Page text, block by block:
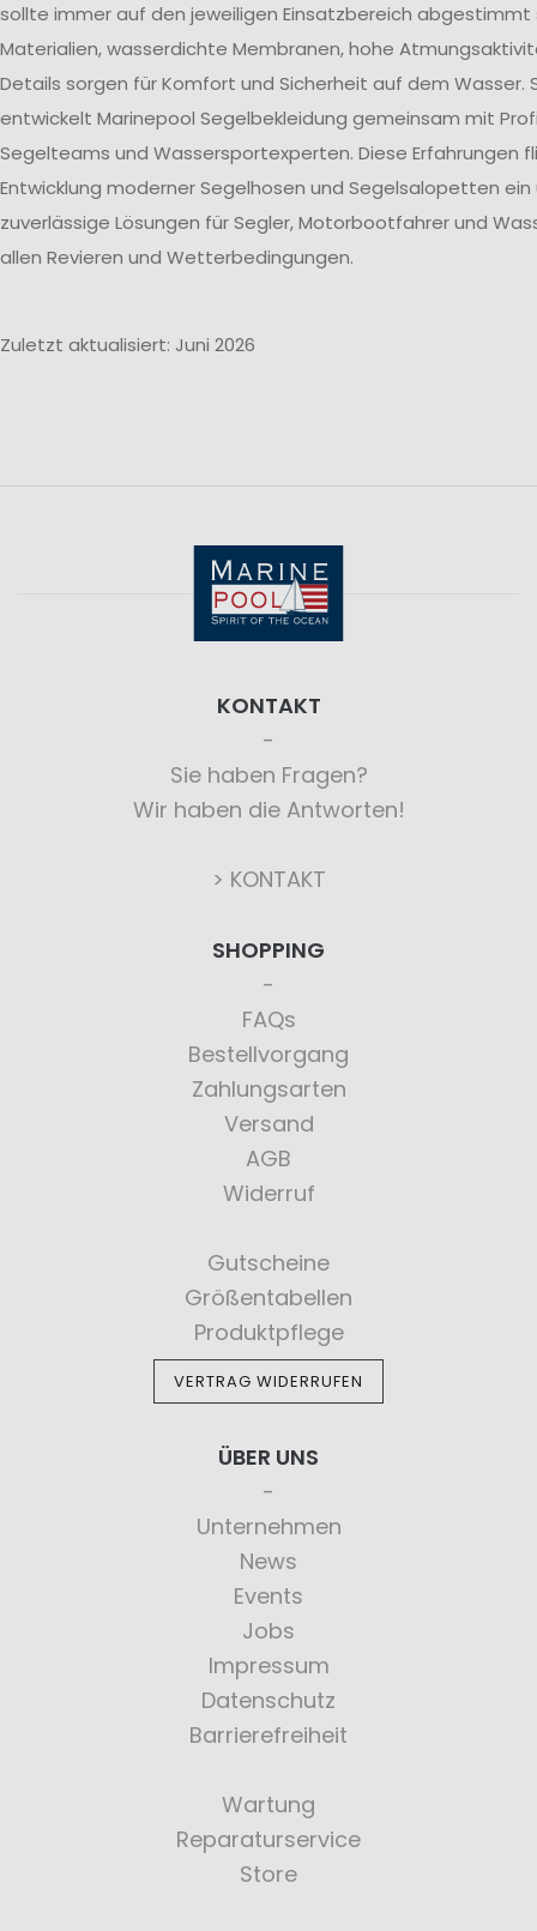
sollte immer auf den jeweiligen Einsatzbereich abgestimmt
Materialien, wasserdichte Membranen, hohe
Details sorgen für Komfort und Sicherheit auf dem Wasser.
entwickelt Marinepool Segelbekleidung gemeinsam mit
Segelteams und Wassersportexperten. Diese Erfahrungen
Entwicklung moderner Segelhosen und Segelsalopetten
zuverlässige Lösungen für Segler, Motorbootfahrer und
allen Revieren und Wetterbedingungen.
Zuletzt aktualisiert: Juni 2026
KONTAKT
Sie haben Fragen?
Wir haben die Antworten!
> KONTAKT
SHOPPING
FAQs
Bestellvorgang
Zahlungsarten
Versand
AGB
Widerruf
Gutscheine
Größentabellen
Produktpflege
VERTRAG WIDERRUFEN
ÜBER UNS
Unternehmen
News
Events
Jobs
Impressum
Datenschutz
Barrierefreiheit
Wartung
Reparaturservice
Store